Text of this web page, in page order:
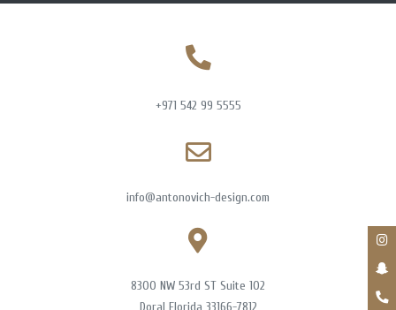
+971 542 99 5555
info@antonovich-design.com
8300 NW 53rd ST Suite 102
Doral Florida 33166-7812